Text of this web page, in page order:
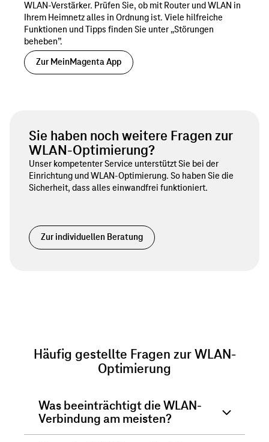
GHz-
Frequenzband
auszuweichen.
und
einen
anderen
Frequenzband.
Dadurch
können
Sie
Geräte
einer
dass
den
Frequenzen
hin
WLAN-Verstärker. Prüfen Sie, ob mit Router und WLAN in
Ihrem Heimnetz alles in Ordnung ist. Viele hilfreiche
Funktionen und Tipps finden Sie unter „Störungen
beheben”.
Zur MeinMagenta App
Sie haben noch weitere Fragen zur
WLAN-Optimierung?
Unser kompetenter Service unterstützt Sie bei der
Einrichtung und WLAN-Optimierung. So haben Sie die
Sicherheit, dass alles einwandfrei funktioniert.
Zur individuellen Beratung
Häufig gestellte Fragen zur WLAN-
Optimierung
Was beeinträchtigt die WLAN-
Verbindung am meisten?